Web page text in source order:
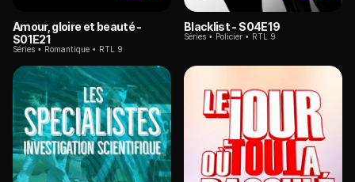
Amour, gloire et beauté-
S01E21
Séries Romantique RTL 9
Blacklist- S04E19
Séries Policier RTL 9